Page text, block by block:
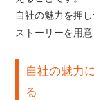
自社の魅力を押
ストーリーを用
自社の魅力
る